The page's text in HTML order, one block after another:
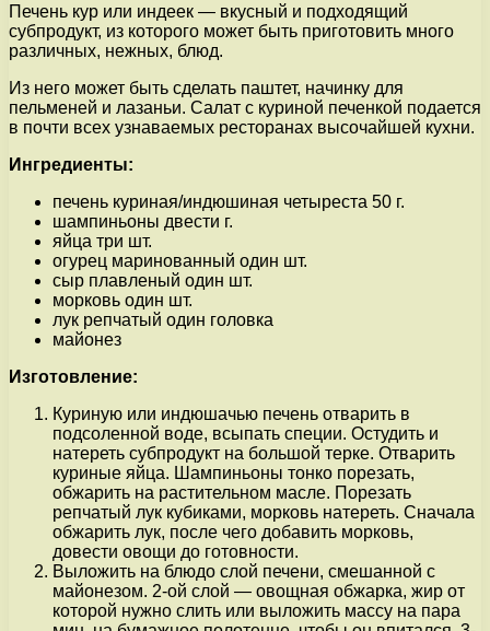
Печень кур или индеек — вкусный и подходящий
субпродукт, из которого может быть приготовить много
различных, нежных, блюд.
Из него может быть сделать паштет, начинку для
пельменей и лазаньи. Салат с куриной печенкой подается
в почти всех узнаваемых ресторанах высочайшей кухни.
Ингредиенты:
печень куриная/индюшиная четыреста 50 г.
шампиньоны двести г.
яйца три шт.
огурец маринованный один шт.
сыр плавленый один шт.
морковь один шт.
лук репчатый один головка
майонез
Изготовление:
Куриную или индюшачью печень отварить в
подсоленной воде, всыпать специи. Остудить и
натереть субпродукт на большой терке. Отварить
куриные яйца. Шампиньоны тонко порезать,
обжарить на растительном масле. Порезать
репчатый лук кубиками, морковь натереть. Сначала
обжарить лук, после чего добавить морковь,
довести овощи до готовности.
Выложить на блюдо слой печени, смешанной с
майонезом. 2-ой слой — овощная обжарка, жир от
которой нужно слить или выложить массу на пара